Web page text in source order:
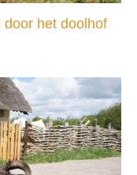
het doolhof